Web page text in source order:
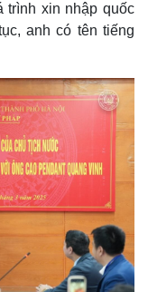
trình xin nhập quốc
anh có tên tiếng